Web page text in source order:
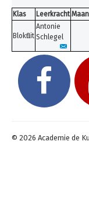
Klas Leerkracht
Blokfluit
Antonie
Schlegel
© 2026 Academie de